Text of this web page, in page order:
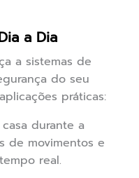
a Dia
a sistemas de
do seu
práticas:
durante a
de movimentos e
real.